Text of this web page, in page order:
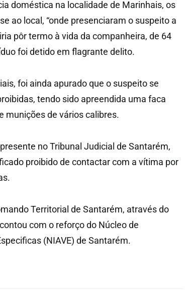
doméstica na localidade de Marinhais, os
ao local, “onde presenciaram o suspeito a
pôr termo à vida da companheira, de 64
foi detido em flagrante delito.
foi ainda apurado que o suspeito se
tendo sido apreendida uma faca
munições de vários calibres.
no Tribunal Judicial de Santarém,
proibido de contactar com a vítima por
Territorial de Santarém, através do
com o reforço do Núcleo de
(NIAVE) de Santarém.